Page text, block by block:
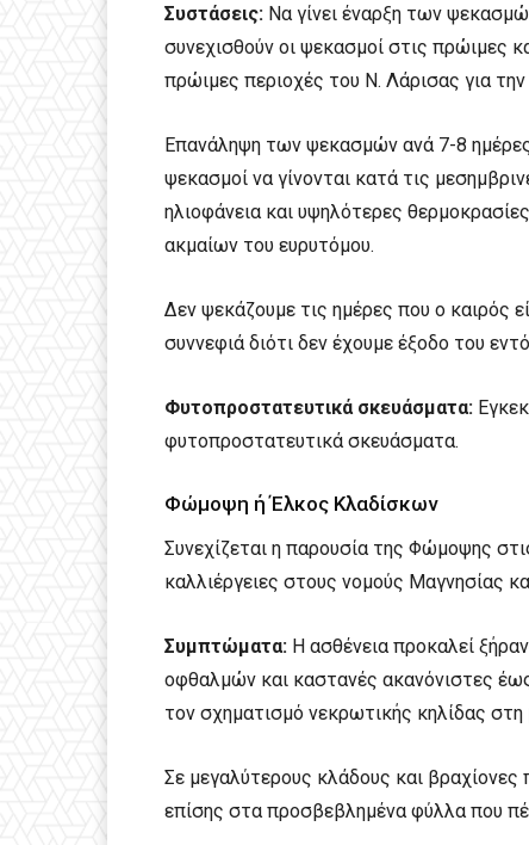
Συστάσεις: Να γίνει έναρξη των
συνεχισθούν οι ψεκασμοί στις πρώιμες
πρώιμες περιοχές του Ν. Λάρισας για
Επανάληψη των ψεκασμών ανά 7-8
ψεκασμοί να γίνονται κατά τις
ηλιοφάνεια και υψηλότερες
ακμαίων του ευρυτόμου.
Δεν ψεκάζουμε τις ημέρες που ο καιρός
συννεφιά διότι δεν έχουμε έξοδο του
Φυτοπροστατευτικά σκευάσματα:
φυτοπροστατευτικά σκευάσματα.
Φώμοψη ή Έλκος Κλαδίσκων
Συνεχίζεται η παρουσία της Φώμοψης
καλλιέργειες στους νομούς Μαγνησίας
Συμπτώματα: Η ασθένεια προκαλεί
οφθαλμών και καστανές ακανόνιστες
τον σχηματισμό νεκρωτικής κηλίδας
Σε μεγαλύτερους κλάδους και βραχίονες
επίσης στα προσβεβλημένα φύλλα που